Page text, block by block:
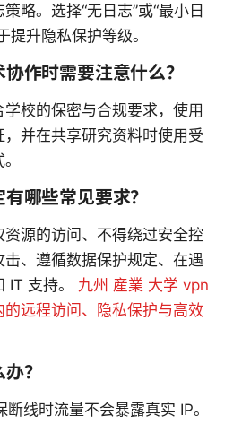
略。选择“无日志”或“最小日
提升隐私保护等级。
作时需要注意什么？
校的保密与合规要求，使用
并在共享研究资料时使用受
哪些常见要求？
源的访问、不得绕过安全控
、遵循数据保护规定、在遇
IT 支持。 九州 産業 大学 vpn
远程访问、隐私保护与高效
？
线时流量不会暴露真实 IP。